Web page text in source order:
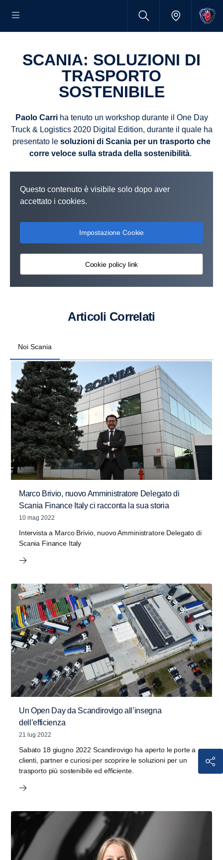
SCANIA: SOLUZIONI DI
TRASPORTO
SOSTENIBILE
Paolo Carri ha tenuto un workshop durante il One Day
Truck & Logistics 2020 Digital Edition, durante il quale ha
presentato le soluzioni di Scania per un trasporto che
corre veloce sulla strada della sostenibilità.
Questo contenuto è visibile solo dopo aver
accettato i cookies.
Impostazione Cookie
Cookie policy link
Articoli Correlati
Noi Scania
Marco Brivio, nuovo Amministratore Delegato di
Scania Finance Italy ci racconta la sua storia
10 mag 2022
Intervista a Marco Brivio, nuovo Amministratore Delegato di
Scania Finance Italy
Un Open Day da Scandirovigo all’insegna
dell’efficienza
21 lug 2022
Sabato 18 giugno 2022 Scandirovigo ha aperto le porte a
clienti, partner e curiosi per scoprire le soluzioni per un
trasporto più sostenibile ed efficiente.